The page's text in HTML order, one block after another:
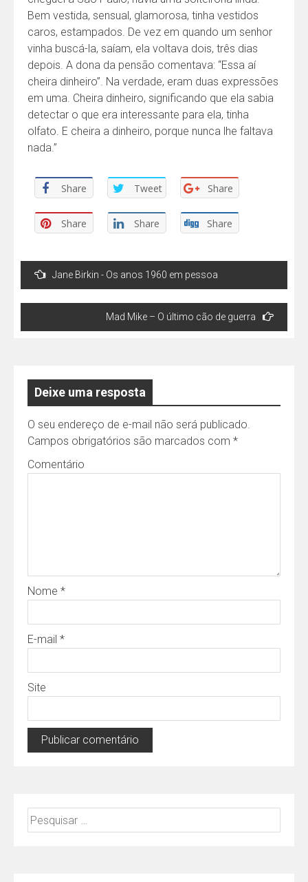
Bem vestida, sensual, glamorosa, tinha vestidos
caros, estampados. De vez em quando um senhor
vinha buscá-la, saíam, ela voltava dois, três dias
depois. A dona da pensão comentava: “Essa aí
cheira dinheiro”. Na verdade, eram duas expressões
em uma. Cheira dinheiro, significando que ela sabia
detectar o que era interessante para ela, tinha
olfato. E cheira a dinheiro, porque nunca lhe faltava
nada.”
Share Tweet Share
Share Share Share
Navegação
de
Post
Jane Birkin -­ Os anos 1960 em pessoa
Mad Mike – O último cão de guerra
Deixe uma resposta
O seu endereço de e-mail não será publicado.
Campos obrigatórios são marcados com *
Comentário
Nome *
E-mail *
Site
Pesquisar
por: